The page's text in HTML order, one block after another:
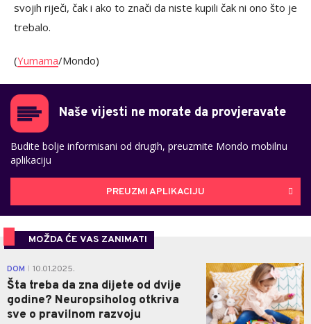
svojih riječi, čak i ako to znači da niste kupili čak ni ono što je
trebalo.
(Yumama/Mondo)
Naše vijesti ne morate da provjeravate
Budite bolje informisani od drugih, preuzmite Mondo mobilnu
aplikaciju
PREUZMI APLIKACIJU
MOŽDA ĆE VAS ZANIMATI
DOM 10.01.2025.
Šta treba da zna dijete od dvije
godine? Neuropsiholog otkriva
sve o pravilnom razvoju
0